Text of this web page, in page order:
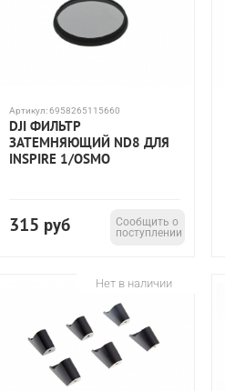
Артикул:6958265115660
DJI ФИЛЬТР
ЗАТЕМНЯЮЩИЙ ND8 ДЛЯ
INSPIRE 1/OSMO
315 руб
Сообщить о
поступлении
Нет в наличии